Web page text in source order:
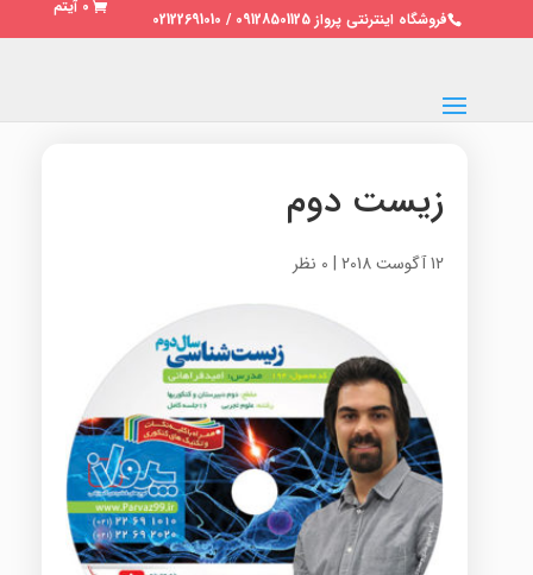
فروشگاه اینترنتی پرواز 09128501125 / 02122691010
0 آیتم
زیست دوم
12 آگوست 2018 | 0 نظر